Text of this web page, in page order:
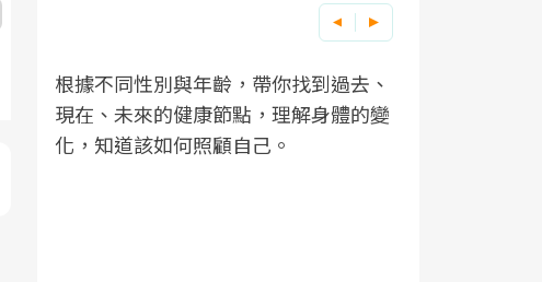
根據不同性別與年齡，帶你找到過去、
現在、未來的健康節點，理解身體的變
化，知道該如何照顧自己。